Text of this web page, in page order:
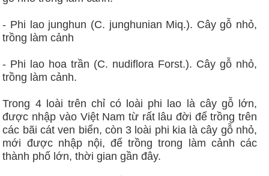
- Phi lao junghun (C. junghunian Miq.). Cây gỗ nhỏ,
trồng làm cảnh
- Phi lao hoa trần (C. nudiflora Forst.). Cây gỗ nhỏ,
trồng làm cảnh.
Trong 4 loài trên chỉ có loài phi lao là cây gỗ lớn,
được nhập vào Việt Nam từ rất lâu đời để trồng trên
các bãi cát ven biển, còn 3 loài phi kia là cây gỗ nhỏ,
mới được nhập nội, để trồng trong làm cảnh các
thành phố lớn, thời gian gần đây.